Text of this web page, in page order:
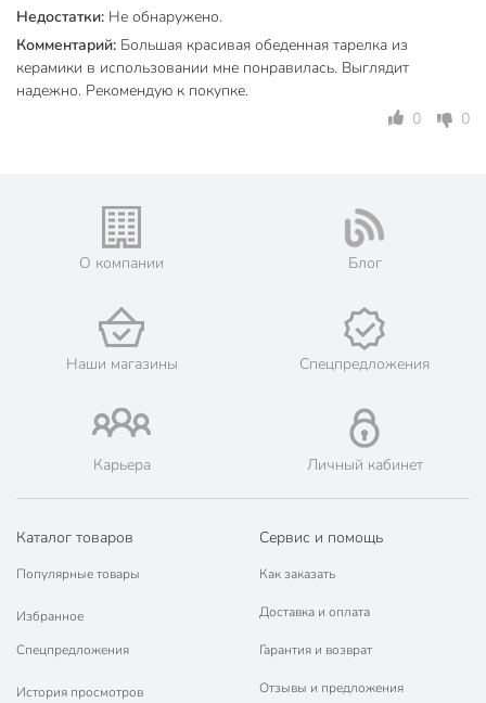
Недостатки: Не обнаружено.
Комментарий: Большая красивая обеденная тарелка из
керамики в использовании мне понравилась. Выглядит
надежно. Рекомендую к покупке.
0
0
О компании Блог
Наши магазины Спецпредложения
Карьера Личный кабинет
Каталог товаров
Популярные товары
Избранное
Спецпредложения
История просмотров
Сервис и помощь
Как заказать
Доставка и оплата
Гарантия и возврат
Отзывы и предложения